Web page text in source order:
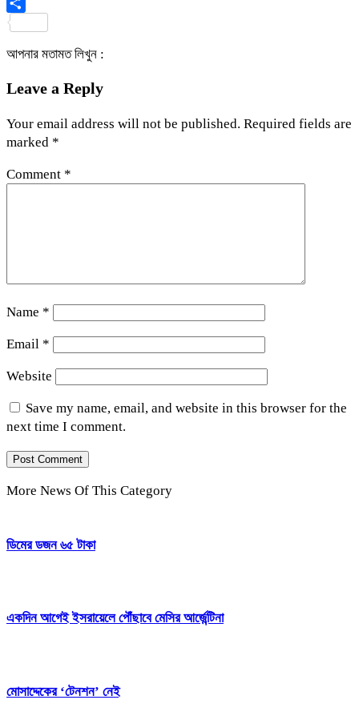
আপনার মতামত লিখুন :
Leave a Reply
Your email address will not be published. Required fields are
marked *
Comment *
Name *
Email *
Website
Save my name, email, and website in this browser for the
next time I comment.
More News Of This Category
ডিমের ডজন ৬৫ টাকা
একদিন আগেই ইসরায়েলে পৌঁছাবে মেসির আর্জেন্টিনা
মোসাদ্দেকের ‘টেনশন’ নেই